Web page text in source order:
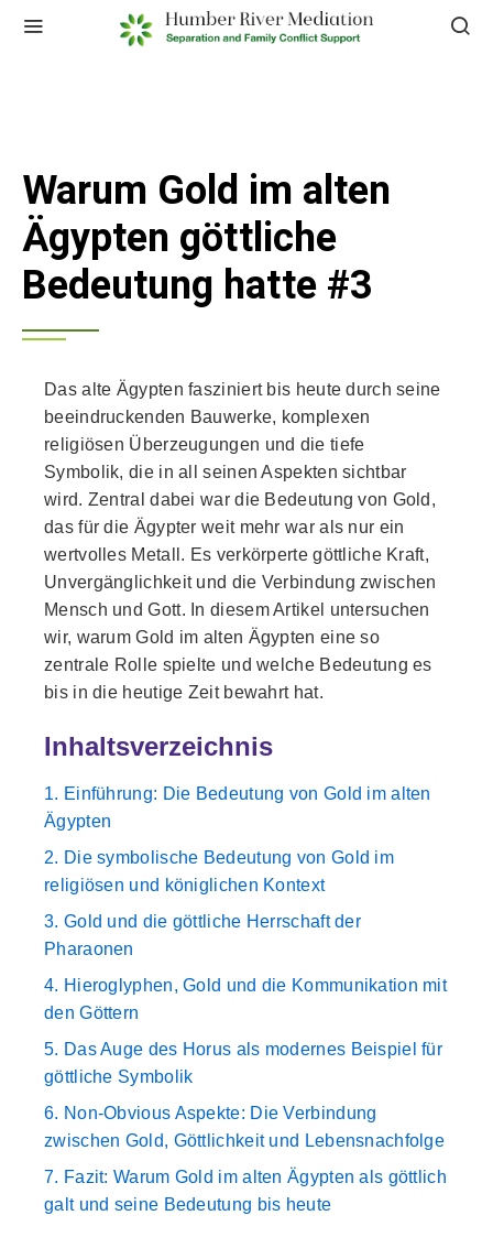
Warum Gold im alten
Ägypten göttliche
Bedeutung hatte #3
Das alte Ägypten fasziniert bis heute durch seine
beeindruckenden Bauwerke, komplexen
religiösen Überzeugungen und die tiefe
Symbolik, die in all seinen Aspekten sichtbar
wird. Zentral dabei war die Bedeutung von Gold,
das für die Ägypter weit mehr war als nur ein
wertvolles Metall. Es verkörperte göttliche Kraft,
Unvergänglichkeit und die Verbindung zwischen
Mensch und Gott. In diesem Artikel untersuchen
wir, warum Gold im alten Ägypten eine so
zentrale Rolle spielte und welche Bedeutung es
bis in die heutige Zeit bewahrt hat.
Inhaltsverzeichnis
1. Einführung: Die Bedeutung von Gold im alten
Ägypten
2. Die symbolische Bedeutung von Gold im
religiösen und königlichen Kontext
3. Gold und die göttliche Herrschaft der
Pharaonen
4. Hieroglyphen, Gold und die Kommunikation mit
den Göttern
5. Das Auge des Horus als modernes Beispiel für
göttliche Symbolik
6. Non-Obvious Aspekte: Die Verbindung
zwischen Gold, Göttlichkeit und Lebensnachfolge
7. Fazit: Warum Gold im alten Ägypten als göttlich
galt und seine Bedeutung bis heute